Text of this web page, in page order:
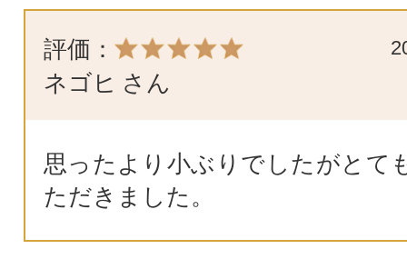
評価：
ネゴヒ さん
思ったより小ぶりでしたがとて
ただきました。